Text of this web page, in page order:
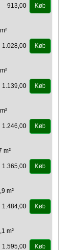
913,00 Køb
1.028,00 Køb
1.139,00 Køb
1.246,00 Køb
m²
1.365,00 Køb
m²
1.484,00 Køb
m²
1.595,00 Køb